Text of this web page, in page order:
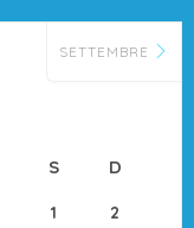
SETTEMBRE
S D
1 2